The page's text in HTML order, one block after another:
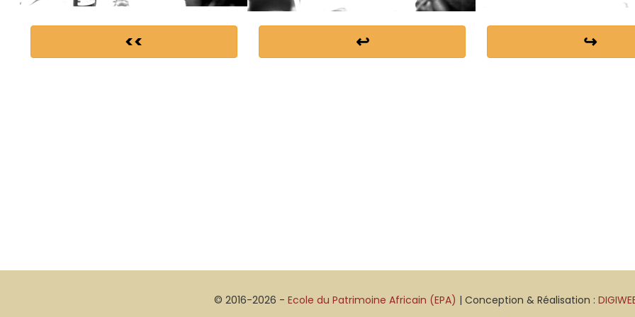
<< ↩ ↪
© 2016-2026 - Ecole du Patrimoine Africain (EPA) | Conception & Réalisation :